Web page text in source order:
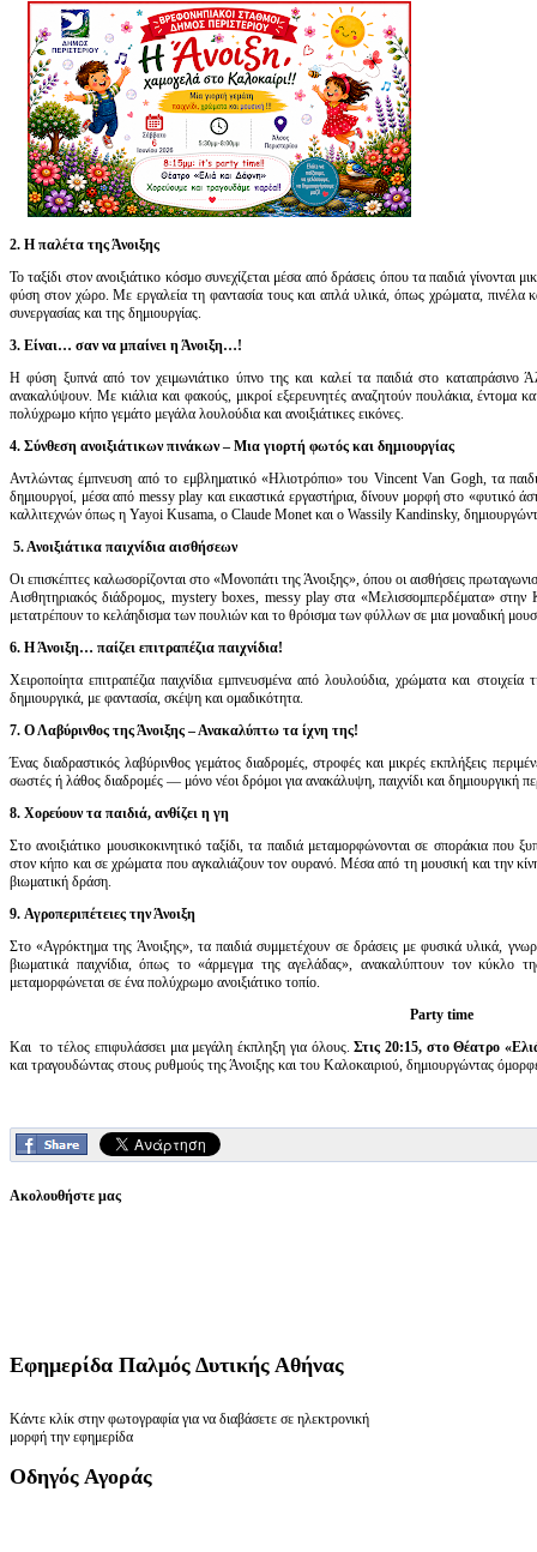
2. Η παλέτα της Άνοιξης
Το ταξίδι στον ανοιξιάτικο κόσμο συνεχίζεται μέσα από δράσεις όπου τα παιδιά γίνονται
φύση στον χώρο. Με εργαλεία τη φαντασία τους και απλά υλικά, όπως χρώματα, πινέλα
συνεργασίας και της δημιουργίας.
3. Είναι… σαν να μπαίνει η Άνοιξη…!
Η φύση ξυπνά από τον χειμωνιάτικο ύπνο της και καλεί τα παιδιά στο καταπράσινο
ανακαλύψουν. Με κιάλια και φακούς, μικροί εξερευνητές αναζητούν πουλάκια, έντομα
πολύχρωμο κήπο γεμάτο μεγάλα λουλούδια και ανοιξιάτικες εικόνες.
4. Σύνθεση ανοιξιάτικων πινάκων – Μια γιορτή φωτός και δημιουργίας
Αντλώντας έμπνευση από το εμβληματικό «Ηλιοτρόπιο» του Vincent Van Gogh, τα
δημιουργοί, μέσα από messy play και εικαστικά εργαστήρια, δίνουν μορφή στο «φυτικό
καλλιτεχνών όπως η Yayoi Kusama, ο Claude Monet και ο Wassily Kandinsky,
5. Ανοιξιάτικα παιχνίδια αισθήσεων
Οι επισκέπτες καλωσορίζονται στο «Μονοπάτι της Άνοιξης», όπου οι αισθήσεις
Αισθητηριακός διάδρομος, mystery boxes, messy play στα «Μελισσομπερδέματα»
μετατρέπουν το κελάηδισμα των πουλιών και το θρόισμα των φύλλων σε μια μοναδική
6. Η Άνοιξη… παίζει επιτραπέζια παιχνίδια!
Χειροποίητα επιτραπέζια παιχνίδια εμπνευσμένα από λουλούδια, χρώματα και
δημιουργικά, με φαντασία, σκέψη και ομαδικότητα.
7. Ο Λαβύρινθος της Άνοιξης – Ανακαλύπτω τα ίχνη της!
Ένας διαδραστικός λαβύρινθος γεμάτος διαδρομές, στροφές και μικρές εκπλήξεις
σωστές ή λάθος διαδρομές — μόνο νέοι δρόμοι για ανακάλυψη, παιχνίδι και δημιουργική
8. Χορεύουν τα παιδιά, ανθίζει η γη
Στο ανοιξιάτικο μουσικοκινητικό ταξίδι, τα παιδιά μεταμορφώνονται σε σποράκια που
στον κήπο και σε χρώματα που αγκαλιάζουν τον ουρανό. Μέσα από τη μουσική και την
βιωματική δράση.
9. Αγροπεριπέτειες την Άνοιξη
Στο «Αγρόκτημα της Άνοιξης», τα παιδιά συμμετέχουν σε δράσεις με φυσικά υλικά,
βιωματικά παιχνίδια, όπως το «άρμεγμα της αγελάδας», ανακαλύπτουν τον κύκλο
μεταμορφώνεται σε ένα πολύχρωμο ανοιξιάτικο τοπίο.
Party time
Και το τέλος επιφυλάσσει μια μεγάλη έκπληξη για όλους. Στις 20:15, στο Θέατρο
και τραγουδώντας στους ρυθμούς της Άνοιξης και του Καλοκαιριού, δημιουργώντας
Ακολουθήστε μας
Εφημερίδα Παλμός Δυτικής Αθήνας
Κάντε κλίκ στην φωτογραφία για να διαβάσετε σε ηλεκτρονική
μορφή την εφημερίδα
Οδηγός Αγοράς